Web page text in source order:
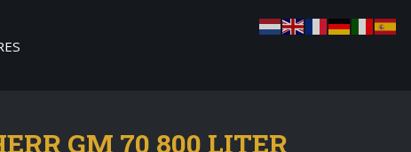
GM 70 800 LITER